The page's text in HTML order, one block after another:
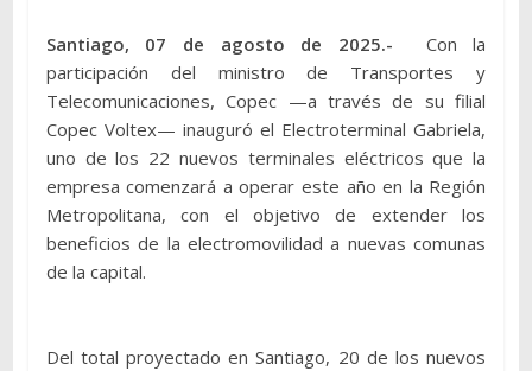
Santiago, 07 de agosto de 2025.- Con la
participación del ministro de Transportes y
Telecomunicaciones, Copec —a través de su filial
Copec Voltex— inauguró el Electroterminal Gabriela,
uno de los 22 nuevos terminales eléctricos que la
empresa comenzará a operar este año en la Región
Metropolitana, con el objetivo de extender los
beneficios de la electromovilidad a nuevas comunas
de la capital.
Del total proyectado en Santiago, 20 de los nuevos